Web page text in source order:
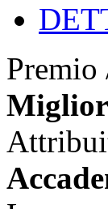
Premio